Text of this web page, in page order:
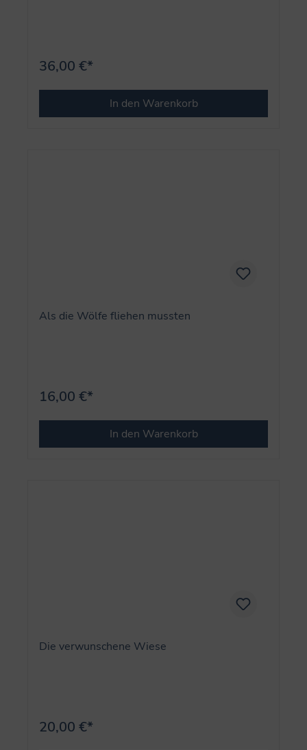
36,00 €*
In den Warenkorb
Als die Wölfe fliehen mussten
16,00 €*
In den Warenkorb
Die verwunschene Wiese
20,00 €*